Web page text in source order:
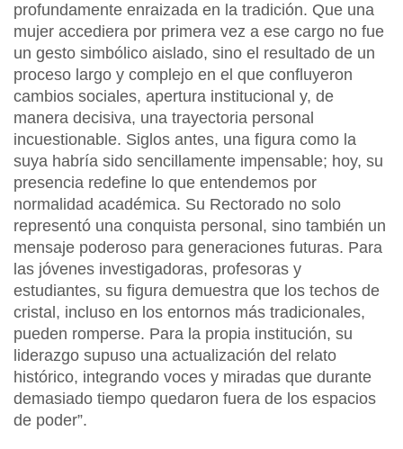
profundamente enraizada en la tradición. Que una
mujer accediera por primera vez a ese cargo no fue
un gesto simbólico aislado, sino el resultado de un
proceso largo y complejo en el que confluyeron
cambios sociales, apertura institucional y, de
manera decisiva, una trayectoria personal
incuestionable. Siglos antes, una figura como la
suya habría sido sencillamente impensable; hoy, su
presencia redefine lo que entendemos por
normalidad académica. Su Rectorado no solo
representó una conquista personal, sino también un
mensaje poderoso para generaciones futuras. Para
las jóvenes investigadoras, profesoras y
estudiantes, su figura demuestra que los techos de
cristal, incluso en los entornos más tradicionales,
pueden romperse. Para la propia institución, su
liderazgo supuso una actualización del relato
histórico, integrando voces y miradas que durante
demasiado tiempo quedaron fuera de los espacios
de poder”.